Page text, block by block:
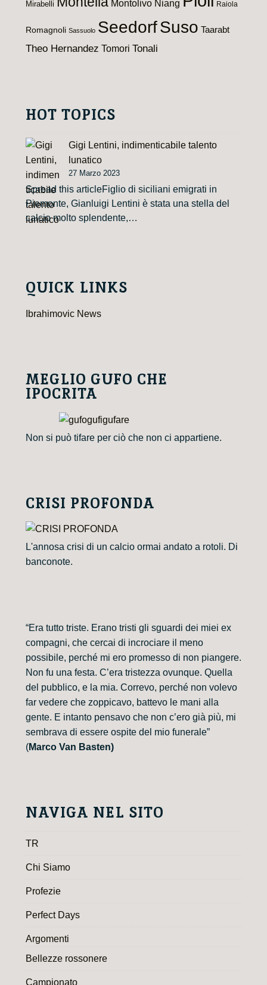
Mirabelli Montolivo Niang Raiola
Romagnoli Sassuolo SeedorfSuso Taarabt
Theo Hernandez Tomori Tonali
HOT TOPICS
Gigi Lentini, indimenticabile talento
lunatico
27 Marzo 2023
Spread this articleFiglio di siciliani emigrati in
Piemonte, Gianluigi Lentini è stata una stella del
calcio molto splendente,…
QUICK LINKS
Ibrahimovic News
MEGLIO GUFO CHE
IPOCRITA
Non si può tifare per ciò che non ci appartiene.
CRISI PROFONDA
L'annosa crisi di un calcio ormai andato a rotoli. Di
banconote.
“Era tutto triste. Erano tristi gli sguardi dei miei ex
compagni, che cercai di incrociare il meno
possibile, perché mi ero promesso di non piangere.
Non fu una festa. C’era tristezza ovunque. Quella
del pubblico, e la mia. Correvo, perché non volevo
far vedere che zoppicavo, battevo le mani alla
gente. E intanto pensavo che non c’ero già più, mi
sembrava di essere ospite del mio funerale”
(Marco Van Basten)
NAVIGA NEL SITO
TR
Chi Siamo
Profezie
Perfect Days
Argomenti
Bellezze rossonere
Campionato